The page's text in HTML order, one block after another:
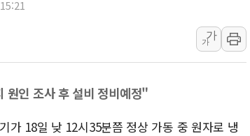
김정관 산업부 장관 "주 52시간 손
우크라 드론 전술, 중남미 콜롬비
동해해경, 독도 해상서 부유물 감긴
가
가
원인 조사 후 설비 정비예정"
가 18일 낮 12시35분쯤 정상 가동 중 원자로 냉